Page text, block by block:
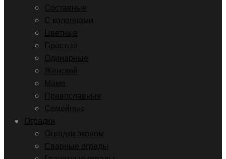
Составные
С колоннами
Цветные
Простые
Одинарные
Женский
Маме
Православные
Семейные
Оградки
Оградки эконом
Сварные ограды